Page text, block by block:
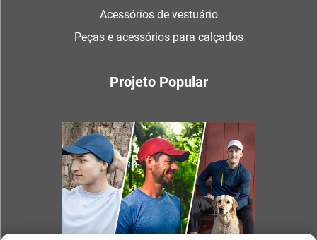
Acessórios de vestuário
Peças e acessórios para calçados
Projeto Popular